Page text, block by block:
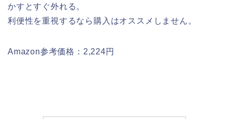
かすとすぐ外れる。
利便性を重視するなら購入はオススメしません。
Amazon参考価格：2,224円